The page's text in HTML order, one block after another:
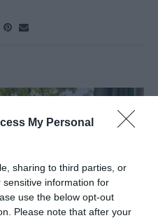
My Personal
sharing to third parties, or
information for
use the below opt-out
Please note that after your